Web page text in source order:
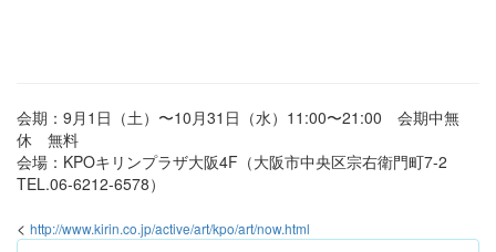
会期：9月1日（土）〜10月31日（水）11:00〜21:00 会期中無
休 無料
会場：KPOキリンプラザ大阪4F（大阪市中央区宗右衛門町7-2
TEL.06-6212-6578）
< http://www.kirin.co.jp/active/art/kpo/art/now.html